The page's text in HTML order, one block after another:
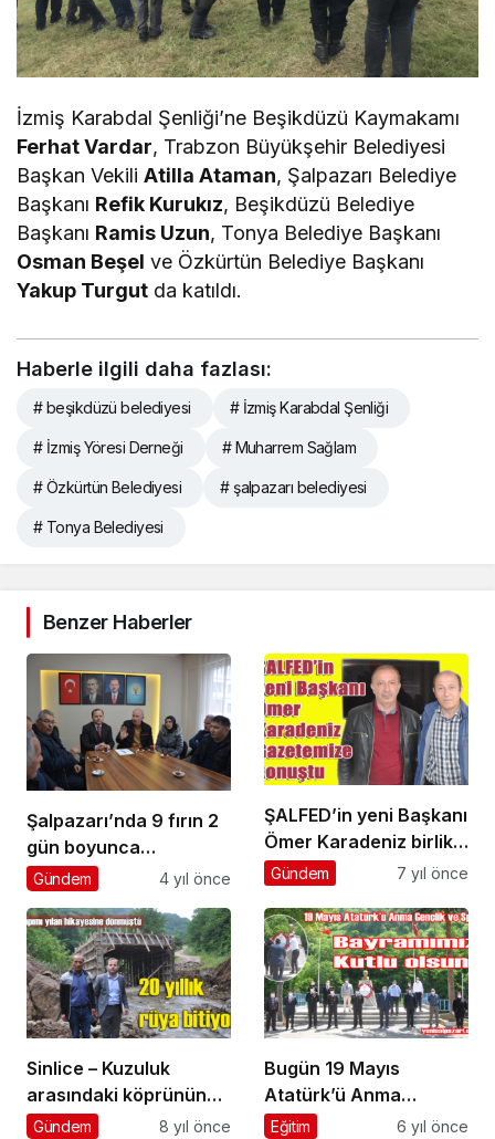
İzmiş Karabdal Şenliği’ne Beşikdüzü Kaymakamı
Ferhat Vardar, Trabzon Büyükşehir Belediyesi
Başkan VekiliAtilla Ataman, Şalpazarı Belediye
Başkanı Refik Kurukız, Beşikdüzü Belediye
Başkanı Ramis Uzun, Tonya Belediye Başkanı
Osman Beşel ve Özkürtün Belediye Başkanı
Yakup Turgut da katıldı.
Haberle ilgili daha fazlası:
# beşikdüzü belediyesi # İzmiş Karabdal Şenliği
# İzmiş Yöresi Derneği # Muharrem Sağlam
# Özkürtün Belediyesi # şalpazarı belediyesi
# Tonya Belediyesi
Benzer Haberler
Şalpazarı’nda 9 fırın 2
gün boyunca
depremzedeler için
Gündem 4 yıl önce
ŞALFED’in yeni Başkanı
Ömer Karadeniz birlik
mesajı verdi
Gündem 7 yıl önce
Sinlice – Kuzuluk
arasındaki köprünün
yapımına başlandı
Gündem 8 yıl önce
Bugün 19 Mayıs
Atatürk’ü Anma
Gençlik ve Spor
Eğitim 6 yıl önce